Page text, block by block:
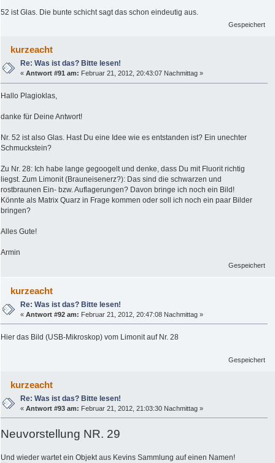
52 ist Glas. Die bunte schicht sagt das schon eindeutig aus.
Gespeichert
kurzeacht
Re: Was ist das? Bitte lesen!
«Antwort #91 am: Februar 21, 2012, 20:43:07 Nachmittag »
Hallo Plagioklas,
danke für Deine Antwort!
Nr. 52 ist also Glas. Hast Du eine Idee wie es entstanden ist? Ein unechter
Schmuckstein?
Zu Nr. 28: Ich habe lange gegoogelt und denke, dass Du mit Fluorit richtig
liegst. Zum Limonit (Brauneisenerz?): Das sind die schwarzen und
rostbraunen Ein- bzw. Auflagerungen? Davon bringe ich noch ein Bild!
Könnte als Matrix Quarz in Frage kommen oder soll ich noch ein paar Bilder
bringen?
Alles Gute!
Armin
Gespeichert
kurzeacht
Re: Was ist das? Bitte lesen!
«Antwort #92 am: Februar 21, 2012, 20:47:08 Nachmittag »
Hier das Bild (USB-Mikroskop) vom Limonit auf Nr. 28
Gespeichert
kurzeacht
Re: Was ist das? Bitte lesen!
«Antwort #93 am: Februar 21, 2012, 21:03:30 Nachmittag »
Neuvorstellung NR. 29
Und wieder wartet ein Objekt aus Kevins Sammlung auf einen Namen!